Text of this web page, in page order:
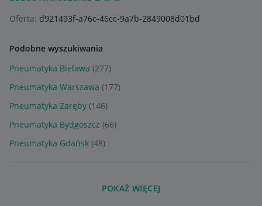
Oferta: d921493f-a76c-46cc-9a7b-2849008d01bd
Podobne wyszukiwania
Pneumatyka Bielawa (277)
Pneumatyka Warszawa (177)
Pneumatyka Zaręby (146)
Pneumatyka Bydgoszcz (66)
Pneumatyka Gdańsk (48)
POKAŻ WIĘCEJ